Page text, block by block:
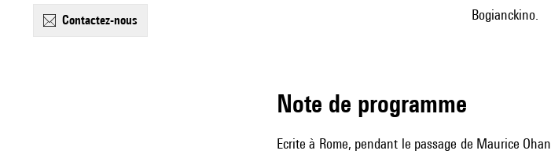
contactez-nous
Bogianckino.
Note de programme
Ecrite à Rome, pendant le passage de Maurice